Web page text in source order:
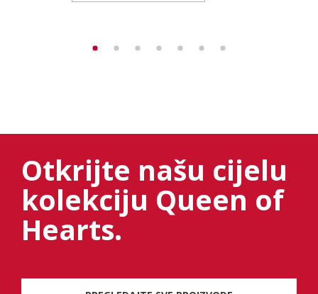
Otkrijte našu cijelu
kolekciju Queen of
Hearts.